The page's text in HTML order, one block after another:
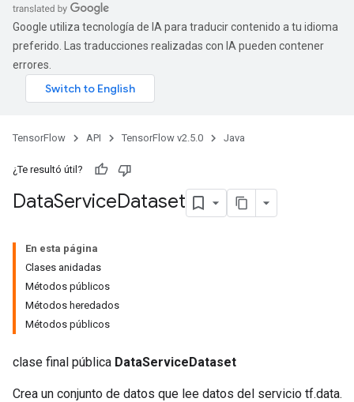
Google utiliza tecnología de IA para traducir contenido a tu idioma
preferido. Las traducciones realizadas con IA pueden contener
errores.
TensorFlow API TensorFlow v2.5.0 Java
¿Te resultó útil?
DataServiceDataset
En esta página
Clases anidadas
Métodos públicos
Métodos heredados
Métodos públicos
clase final pública DataServiceDataset
Crea un conjunto de datos que lee datos del servicio tf.data.